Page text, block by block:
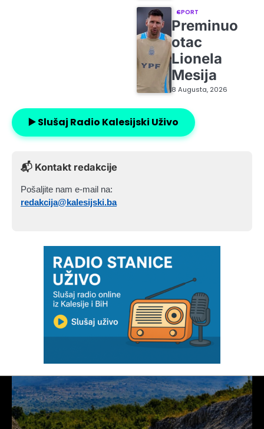
SPORT
Preminuo
otac
Lionela
Mesija
8 Augusta, 2026
▶️ Slušaj Radio Kalesijski Uživo
📬 Kontakt redakcije
Pošaljite nam e-mail na:
redakcija@kalesijski.ba